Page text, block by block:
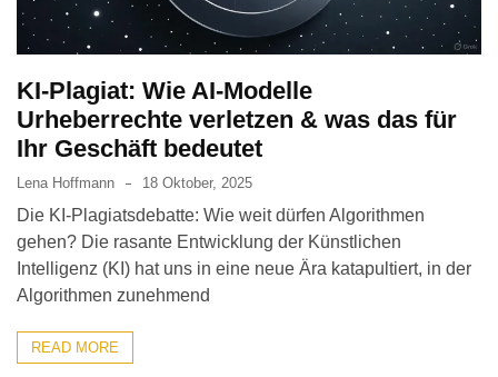
KI-Plagiat: Wie AI-Modelle
Urheberrechte verletzen & was das für
Ihr Geschäft bedeutet
Lena Hoffmann 18 Oktober, 2025
Die KI-Plagiatsdebatte: Wie weit dürfen Algorithmen
gehen? Die rasante Entwicklung der Künstlichen
Intelligenz (KI) hat uns in eine neue Ära katapultiert, in der
Algorithmen zunehmend
READ MORE